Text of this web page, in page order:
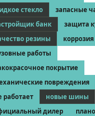
стекло
запасные
банк
защита
резины
работы
покрытие
повреждения
работает
новые шины
дилер